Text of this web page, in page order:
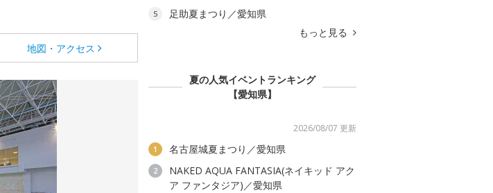
地図・アクセス
5
足助夏まつり／愛知県
もっと見る
夏の人気イベントランキング
【愛知県】
2026/08/07 更新
1 名古屋城夏まつり／愛知県
2
NAKED AQUA FANTASIA(ネイキッド アク
ア ファンタジア)／愛知県